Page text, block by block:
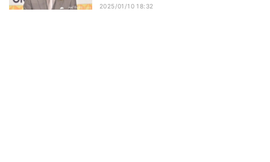
2025/01/10 18:32